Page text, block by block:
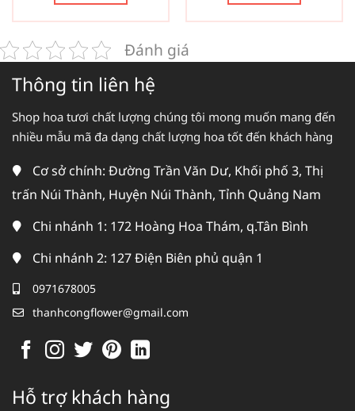
Đánh giá
Thông tin liên hệ
Shop hoa tươi chất lượng chúng tôi mong muốn mang đến
nhiều mẫu mã đa dạng chất lượng hoa tốt đến khách hàng
Cơ sở chính: Đường Trần Văn Dư, Khối phố 3, Thị
trấn Núi Thành, Huyện Núi Thành, Tỉnh Quảng Nam
Chi nhánh 1: 172 Hoàng Hoa Thám, q.Tân Bình
Chi nhánh 2: 127 Điện Biên phủ quận 1
0971678005
thanhcongflower@gmail.com
Hỗ trợ khách hàng